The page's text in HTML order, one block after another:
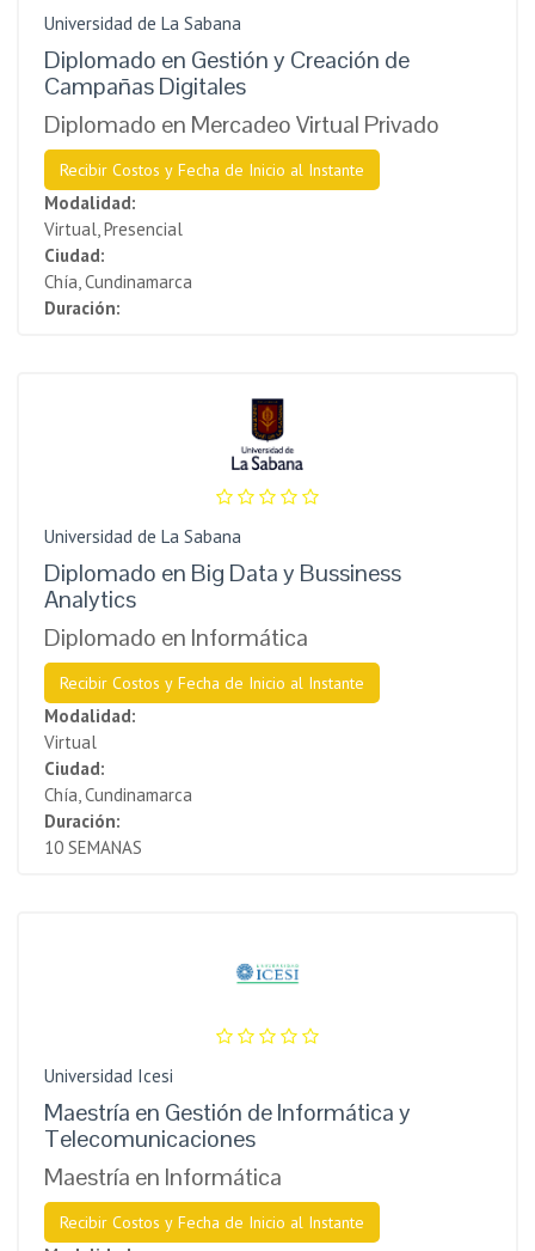
Universidad de La Sabana
Diplomado en Gestión y Creación de
Campañas Digitales
Diplomado en Mercadeo Virtual Privado
Recibir Costos y Fecha de Inicio al Instante
Modalidad:
Virtual, Presencial
Ciudad:
Chía, Cundinamarca
Duración:
Universidad de La Sabana
Diplomado en Big Data y Bussiness
Analytics
Diplomado en Informática
Recibir Costos y Fecha de Inicio al Instante
Modalidad:
Virtual
Ciudad:
Chía, Cundinamarca
Duración:
10 SEMANAS
Universidad Icesi
Maestría en Gestión de Informática y
Telecomunicaciones
Maestría en Informática
Recibir Costos y Fecha de Inicio al Instante